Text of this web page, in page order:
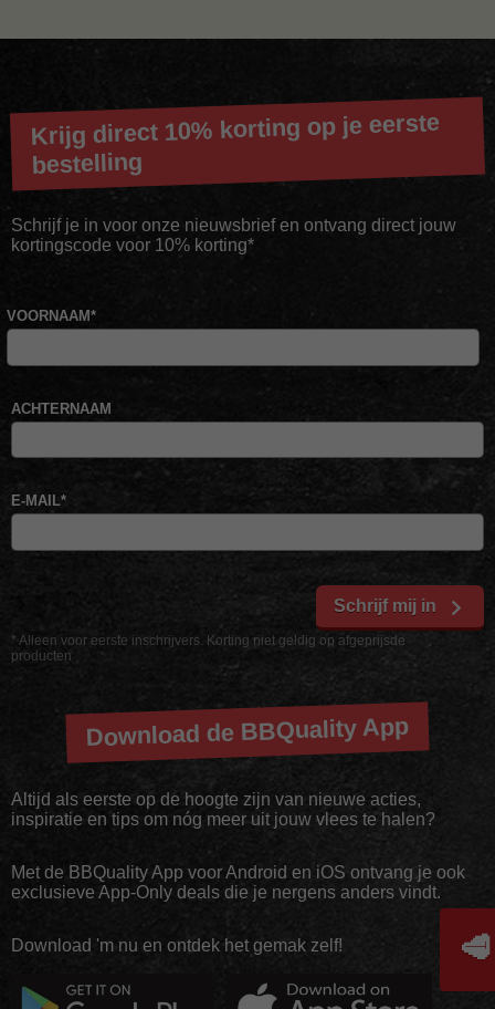
Krijg direct 10% korting op je eerste
bestelling
Schrijf je in voor onze nieuwsbrief en ontvang direct jouw
kortingscode voor 10% korting*
* Alleen voor eerste inschrijvers. Korting niet geldig op afgeprijsde
producten
VOORNAAM*
ACHTERNAAM
E-MAIL*
Schrijf mij in
Download de BBQuality App
Altijd als eerste op de hoogte zijn van nieuwe acties,
inspiratie en tips om nóg meer uit jouw vlees te halen?
Met de BBQuality App voor Android en iOS ontvang je ook
exclusieve App-Only deals die je nergens anders vindt.
Download 'm nu en ontdek het gemak zelf! 🥩